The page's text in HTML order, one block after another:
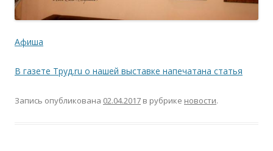
Афиша
В газете Труд.ru о нашей выставке напечатана статья
Запись опубликована 02.04.2017 в рубрике новости.